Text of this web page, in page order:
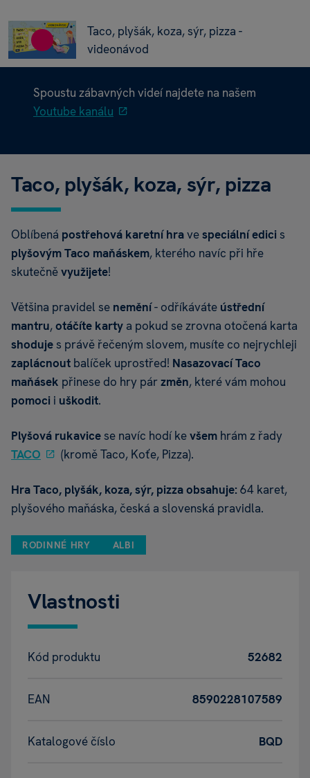
Taco, plyšák, koza, sýr, pizza -
videonávod
Spoustu zábavných videí najdete na našem
Youtube kanálu
Taco, plyšák, koza, sýr, pizza
Oblíbená postřehová karetní hravespeciální edici s
plyšovým Taco maňáskem, kterého navíc při hře
skutečněvyužijete!
Většina pravidel se nemění- odříkáváte ústřední
mantru,otáčíte karty a pokud se zrovna otočená karta
shoduje s právě řečeným slovem, musíte co nejrychleji
zaplácnout balíček uprostřed! Nasazovací Taco
maňásek přinese do hry párzměn, které vám mohou
pomoci i uškodit.
Plyšová rukavice se navíc hodí kevšem hrám z řady
TACO
(kromě Taco, Koťe, Pizza).
Hra Taco, plyšák, koza, sýr, pizza obsahuje: 64 karet,
plyšového maňáska, česká a slovenská pravidla.
RODINNÉ HRY ALBI
Vlastnosti
Kód produktu 52682
EAN 8590228107589
Katalogové číslo BQD